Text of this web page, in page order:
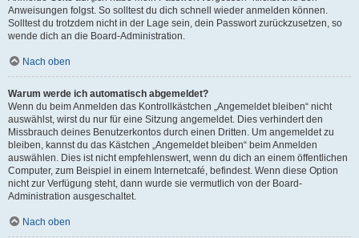
Anweisungen folgst. So solltest du dich schnell wieder anmelden können.
Solltest du trotzdem nicht in der Lage sein, dein Passwort zurückzusetzen, so
wende dich an die Board-Administration.
Nach oben
Warum werde ich automatisch abgemeldet?
Wenn du beim Anmelden das Kontrollkästchen „Angemeldet bleiben“ nicht
auswählst, wirst du nur für eine Sitzung angemeldet. Dies verhindert den
Missbrauch deines Benutzerkontos durch einen Dritten. Um angemeldet zu
bleiben, kannst du das Kästchen „Angemeldet bleiben“ beim Anmelden
auswählen. Dies ist nicht empfehlenswert, wenn du dich an einem öffentlichen
Computer, zum Beispiel in einem Internetcafé, befindest. Wenn diese Option
nicht zur Verfügung steht, dann wurde sie vermutlich von der Board-
Administration ausgeschaltet.
Nach oben